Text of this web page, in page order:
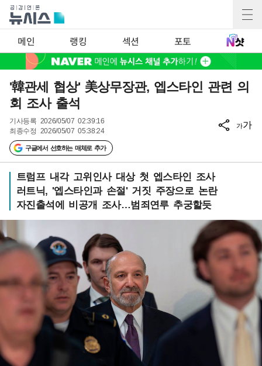
메인 랭킹 섹션 포토
'韓관세 협상' 美상무장관, 엡스타인 관련 의
회 조사 출석
기사등록 2026/05/07 02:39:16
최종수정 2026/05/07 05:38:24
구글에서 선호하는 매체로 추가
가가
트럼프 내각 고위인사 대상 첫 엡스타인 조사
러트닉, '엡스타인과 손절' 거짓 주장으로 논란
자진출석에 비공개 조사…범죄연루 추궁할듯